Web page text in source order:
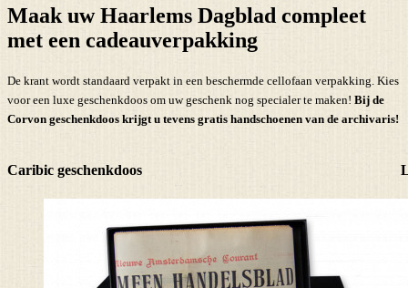
Maak uw Haarlems Dagblad compleet
met een cadeauverpakking
De krant wordt standaard verpakt in een beschermde cellofaan verpakking. Kies
voor een luxe geschenkdoos om uw geschenk nog specialer te maken! Bij de
Corvon geschenkdoos krijgt u tevens gratis handschoenen van de archivaris!
Caribic geschenkdoos